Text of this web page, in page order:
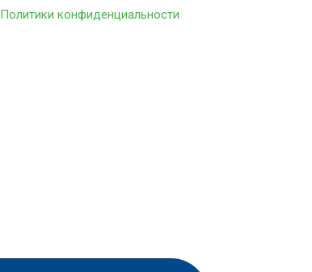
Политики конфиденциальности